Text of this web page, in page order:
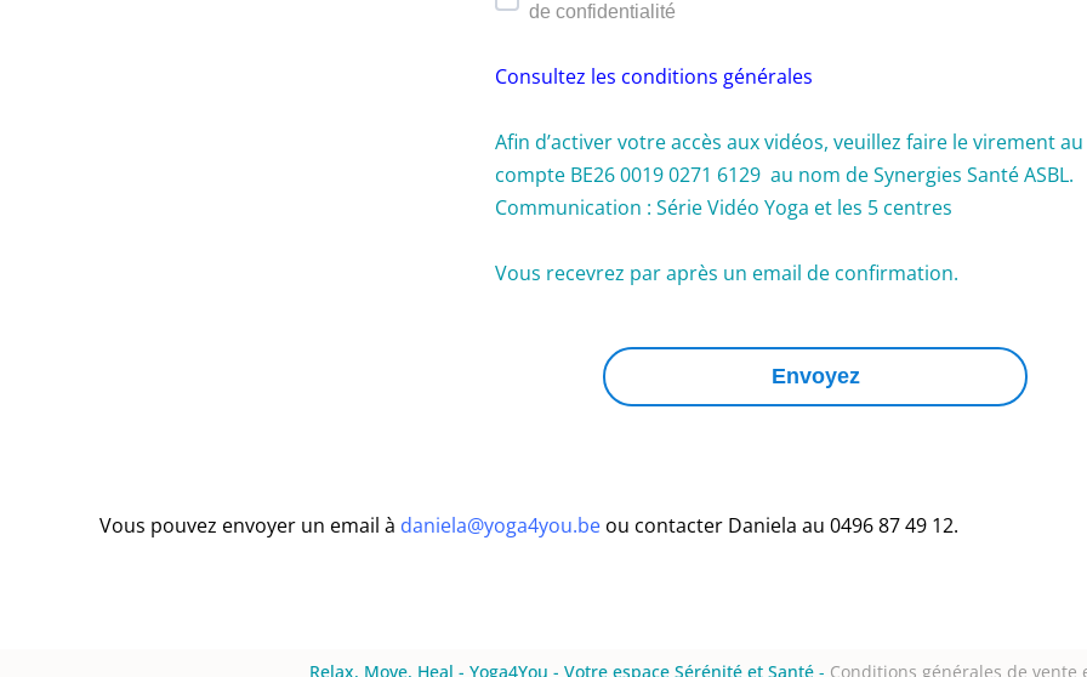
de confidentialité
Consultez les conditions générales
Afin d’activer votre accès aux vidéos, veuillez faire le virement au
compte BE26 0019 0271 6129 au nom de Synergies Santé ASBL.
Communication : Série Vidéo Yoga et les 5 centres
Vous recevrez par après un email de confirmation.
Envoyez
Vous pouvez envoyer un email à daniela@yoga4you.be ou contacter Daniela au 0496 87 49 12.
Relax, Move, Heal - Yoga4You - Votre espace Sérénité et Santé - Conditions générales de